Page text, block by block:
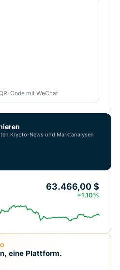
Code mit WeChat
Krypto-News und Marktanalysen
63.466,00 $
+1.10%
eine Plattform.